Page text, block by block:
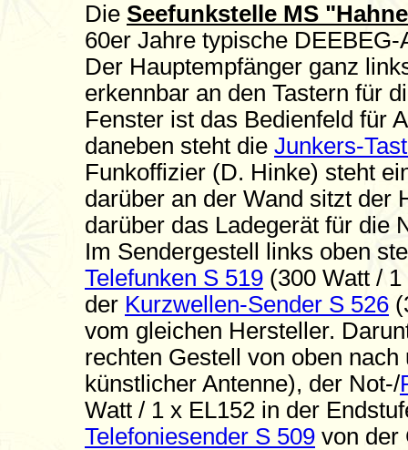
Die Seefunkstelle MS
60er Jahre typische
Der Hauptempfänger ganz
erkennbar an den Tastern für
Fenster ist das Bedienfeld für
daneben steht die Junkers-
Funkoffizier (D. Hinke) steht
darüber an der Wand sitzt der
darüber das Ladegerät für die
Im Sendergestell links oben
Telefunken S 519 (300 Watt /
der Kurzwellen-Sender S 526
vom gleichen Hersteller.
rechten Gestell von oben
künstlicher Antenne), der Not-/
Watt / 1 x EL152 in der
Telefoniesender S 509 von der